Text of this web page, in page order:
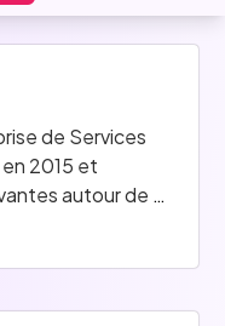
de Services
2015 et
autour de
: le
est la clé du